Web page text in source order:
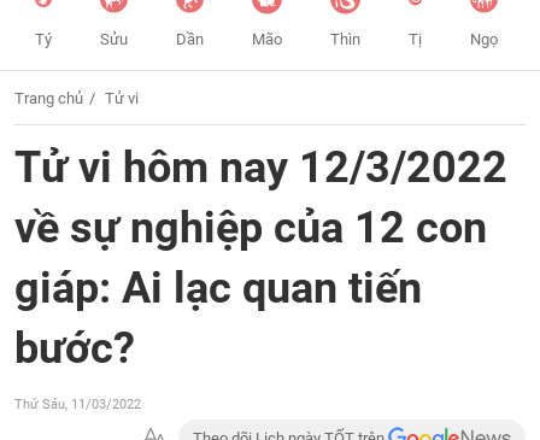
Tý Sửu Dần Mão Thìn Tị Ngọ
Trang chủ Tử vi
Tử vi hôm nay 12/3/2022
về sự nghiệp của 12 con
giáp: Ai lạc quan tiến
bước?
Thứ Sáu, 11/03/2022